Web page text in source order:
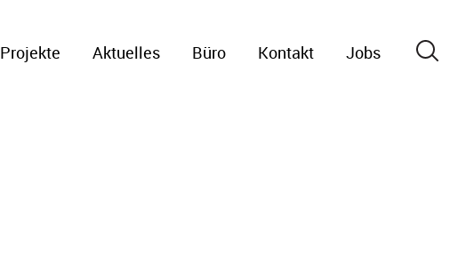
Projekte Aktuelles Büro Kontakt Jobs